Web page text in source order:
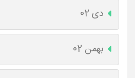
دی 02
بهمن 02